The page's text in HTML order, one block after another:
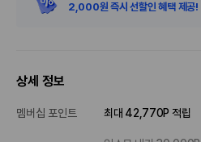
2,000원 즉시 선할인 혜택 제공!
상세 정보
멤버십 포인트 최대 42,770P 적립